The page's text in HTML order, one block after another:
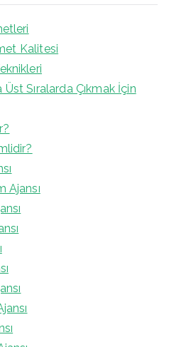
Kalitesi
Sıralarda Çıkmak İçin
Ajansı